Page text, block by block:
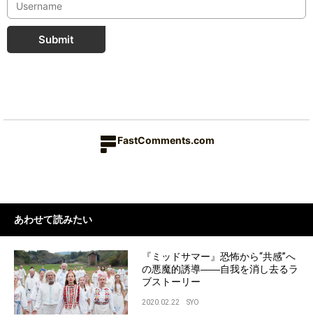
Submit
FastComments.com
あわせて読みたい
『ミッドサマー』恐怖から“共感”へ
の悪魔的誘導――自我を消し去るラ
ブストーリー
2020.02.22 SYO